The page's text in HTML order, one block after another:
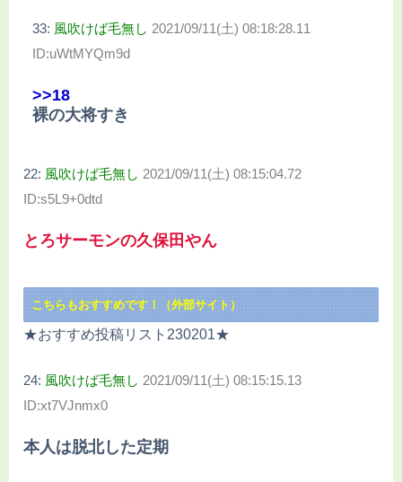
33: 風吹けば毛無し 2021/09/11(土) 08:18:28.11
ID:uWtMYQm9d
>>18
裸の大将すき
22: 風吹けば毛無し 2021/09/11(土) 08:15:04.72
ID:s5L9+0dtd
とろサーモンの久保田やん
こちらもおすすめです！（外部サイト）
★おすすめ投稿リスト230201★
24: 風吹けば毛無し 2021/09/11(土) 08:15:15.13
ID:xt7VJnmx0
本人は脱北した定期